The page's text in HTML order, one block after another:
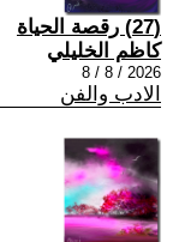
(27) رقصة الحياة
كاظم الخليلي
2026 / 8 / 8
الادب والفن